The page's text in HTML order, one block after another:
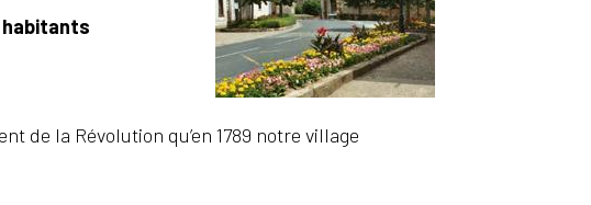
habitants
de la Révolution qu’en 1789 notre village